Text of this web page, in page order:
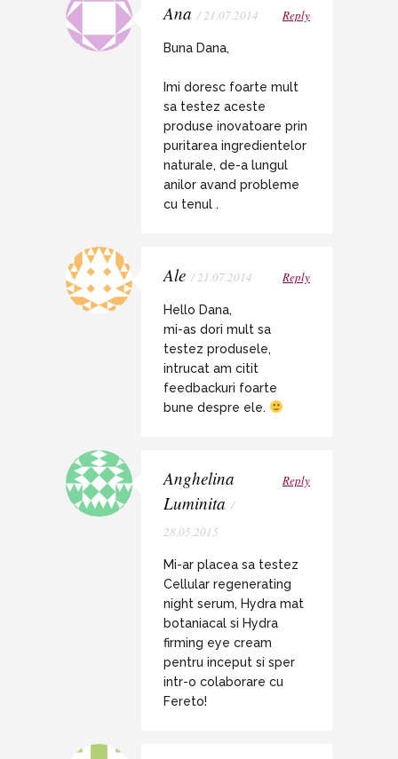
Ana / 21.07.2014 Reply
Buna Dana,
Imi doresc foarte mult
sa testez aceste
produse inovatoare prin
puritarea ingredientelor
naturale, de-a lungul
anilor avand probleme
cu tenul .
Ale / 21.07.2014 Reply
Hello Dana,
mi-as dori mult sa
testez produsele,
intrucat am citit
feedbackuri foarte
bune despre ele.
Anghelina
Luminita /
28.05.2015
Reply
Mi-ar placea sa testez
Cellular regenerating
night serum, Hydra mat
botaniacal si Hydra
firming eye cream
pentru inceput si sper
intr-o colaborare cu
Fereto!